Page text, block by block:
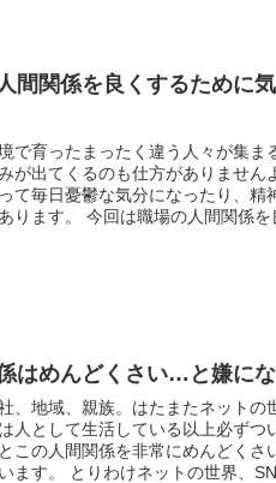
間関係を良くするために
で育ったまったく違う人々が集ま
が出てくるのも仕方がありません
て毎日憂鬱な気分になったり、精
る場合もあります。 今回は職場の人間
はめんどくさい…と嫌に
、地域、親族。はたまたネットの
人として生活している以上必ずつ
この人間関係を非常にめんどくさ
が増えています。 とりわけネットの世界